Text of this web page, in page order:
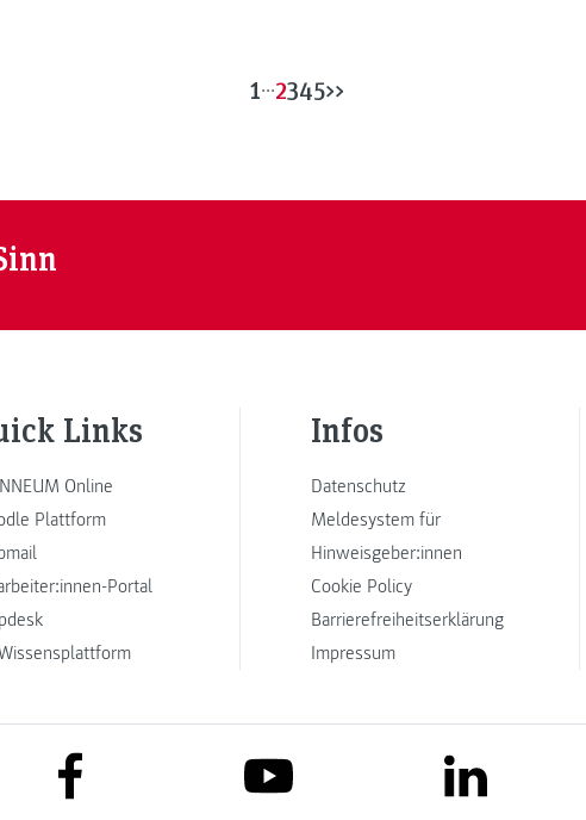
1...2345>>
Links
Online
Plattform
Portal
Infos
Datenschutz
Meldesystem für
Hinweisgeber:innen
Cookie Policy
Barrierefreiheitserklärung
Impressum
link to facebook link to youtube link to linkedin